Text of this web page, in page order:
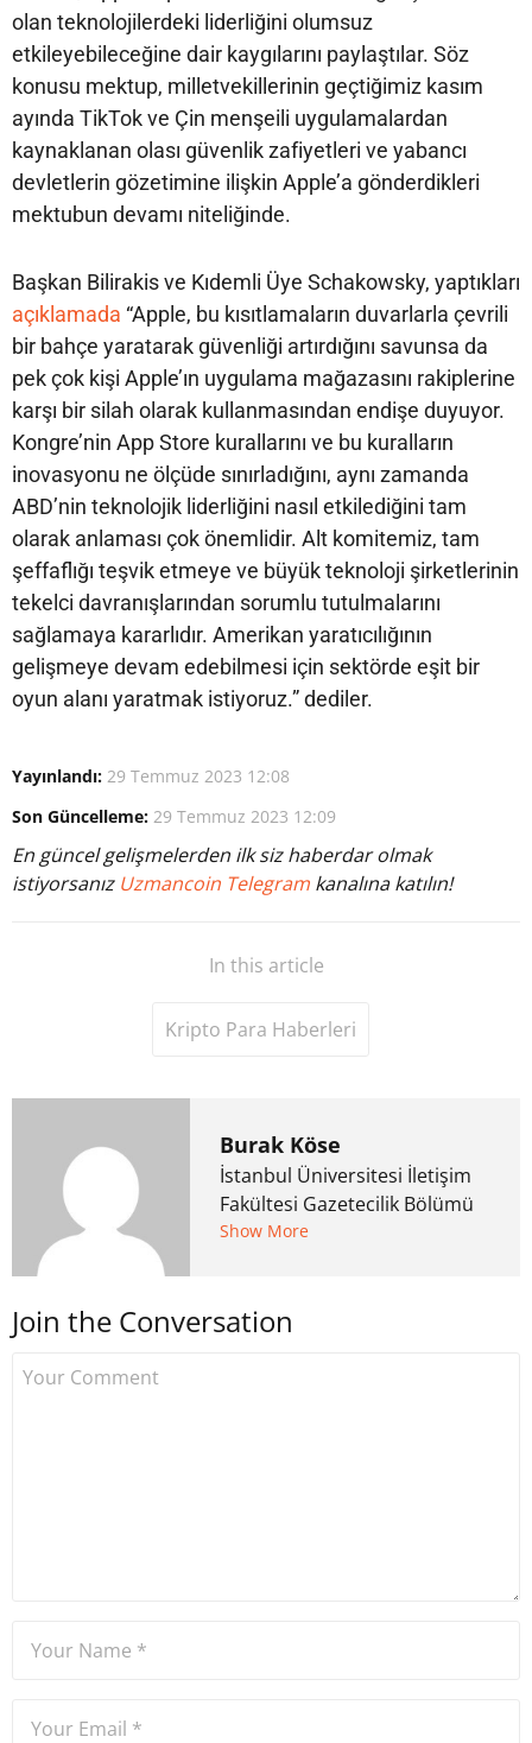
olan teknolojilerdeki liderliğini olumsuz
etkileyebileceğine dair kaygılarını paylaştılar. Söz
konusu mektup, milletvekillerinin geçtiğimiz kasım
ayında TikTok ve Çin menşeili uygulamalardan
kaynaklanan olası güvenlik zafiyetleri ve yabancı
devletlerin gözetimine ilişkin Apple’a gönderdikleri
mektubun devamı niteliğinde.
Başkan Bilirakis ve Kıdemli Üye Schakowsky, yaptıkları
açıklamada “Apple, bu kısıtlamaların duvarlarla çevrili
bir bahçe yaratarak güvenliği artırdığını savunsa da
pek çok kişi Apple’ın uygulama mağazasını rakiplerine
karşı bir silah olarak kullanmasından endişe duyuyor.
Kongre’nin App Store kurallarını ve bu kuralların
inovasyonu ne ölçüde sınırladığını, aynı zamanda
ABD’nin teknolojik liderliğini nasıl etkilediğini tam
olarak anlaması çok önemlidir. Alt komitemiz, tam
şeffaflığı teşvik etmeye ve büyük teknoloji şirketlerinin
tekelci davranışlarından sorumlu tutulmalarını
sağlamaya kararlıdır. Amerikan yaratıcılığının
gelişmeye devam edebilmesi için sektörde eşit bir
oyun alanı yaratmak istiyoruz.” dediler.
Yayınlandı: 29 Temmuz 2023 12:08
Son Güncelleme: 29 Temmuz 2023 12:09
En güncel gelişmelerden ilk siz haberdar olmak
istiyorsanız Uzmancoin Telegram kanalına katılın!
In this article
Kripto Para Haberleri
Burak Köse
İstanbul Üniversitesi İletişim
Fakültesi Gazetecilik Bölümü
mezunu. 6 yıl ana akım
kurdu. 2017'nin Mayıs ayından
Show More
Join the Conversation